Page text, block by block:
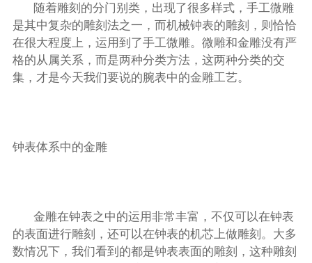
随着雕刻的分门别类，出现了很多样式，手工微雕
是其中复杂的雕刻法之一，而机械钟表的雕刻，则恰恰
在很大程度上，运用到了手工微雕。微雕和金雕没有严
格的从属关系，而是两种分类方法，这两种分类的交
集，才是今天我们要说的腕表中的金雕工艺。
钟表体系中的金雕
金雕在钟表之中的运用非常丰富，不仅可以在钟表
的表面进行雕刻，还可以在钟表的机芯上做雕刻。大多
数情况下，我们看到的都是钟表表面的雕刻，这种雕刻